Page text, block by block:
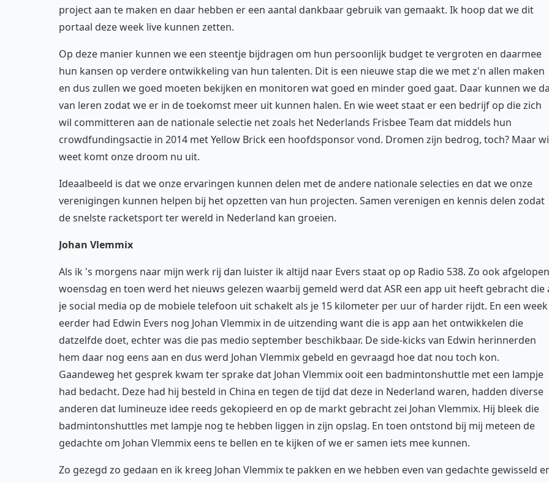
project aan te maken en daar hebben er een aantal dankbaar gebruik van gemaakt. Ik hoop dat we dit
portaal deze week live kunnen zetten.
Op deze manier kunnen we een steentje bijdragen om hun persoonlijk budget te vergroten en daarmee
hun kansen op verdere ontwikkeling van hun talenten. Dit is een nieuwe stap die we met z'n allen maken
en dus zullen we goed moeten bekijken en monitoren wat goed en minder goed gaat. Daar kunnen we
van leren zodat we er in de toekomst meer uit kunnen halen. En wie weet staat er een bedrijf op die zich
wil committeren aan de nationale selectie net zoals het Nederlands Frisbee Team dat middels hun
crowdfundingsactie in 2014 met Yellow Brick een hoofdsponsor vond. Dromen zijn bedrog, toch? Maar
weet komt onze droom nu uit.
Ideaalbeeld is dat we onze ervaringen kunnen delen met de andere nationale selecties en dat we onze
verenigingen kunnen helpen bij het opzetten van hun projecten. Samen verenigen en kennis delen zodat
de snelste racketsport ter wereld in Nederland kan groeien.
Johan Vlemmix
Als ik 's morgens naar mijn werk rij dan luister ik altijd naar Evers staat op op Radio 538. Zo ook afgelopen
woensdag en toen werd het nieuws gelezen waarbij gemeld werd dat ASR een app uit heeft gebracht die
je social media op de mobiele telefoon uit schakelt als je 15 kilometer per uur of harder rijdt. En een week
eerder had Edwin Evers nog Johan Vlemmix in de uitzending want die is app aan het ontwikkelen die
datzelfde doet, echter was die pas medio september beschikbaar. De side-kicks van Edwin herinnerden
hem daar nog eens aan en dus werd Johan Vlemmix gebeld en gevraagd hoe dat nou toch kon.
Gaandeweg het gesprek kwam ter sprake dat Johan Vlemmix ooit een badmintonshuttle met een lampje
had bedacht. Deze had hij besteld in China en tegen de tijd dat deze in Nederland waren, hadden diverse
anderen dat lumineuze idee reeds gekopieerd en op de markt gebracht zei Johan Vlemmix. Hij bleek die
badmintonshuttles met lampje nog te hebben liggen in zijn opslag. En toen ontstond bij mij meteen de
gedachte om Johan Vlemmix eens te bellen en te kijken of we er samen iets mee kunnen.
Zo gezegd zo gedaan en ik kreeg Johan Vlemmix te pakken en we hebben even van gedachte gewisseld